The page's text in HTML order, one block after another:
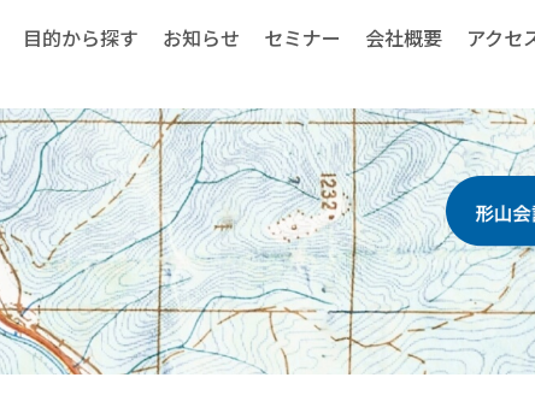
目的から探す お知らせ セミナー 会社概要 アクセ